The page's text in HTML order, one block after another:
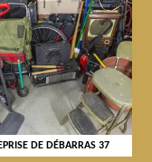
DE DÉBARRAS 37